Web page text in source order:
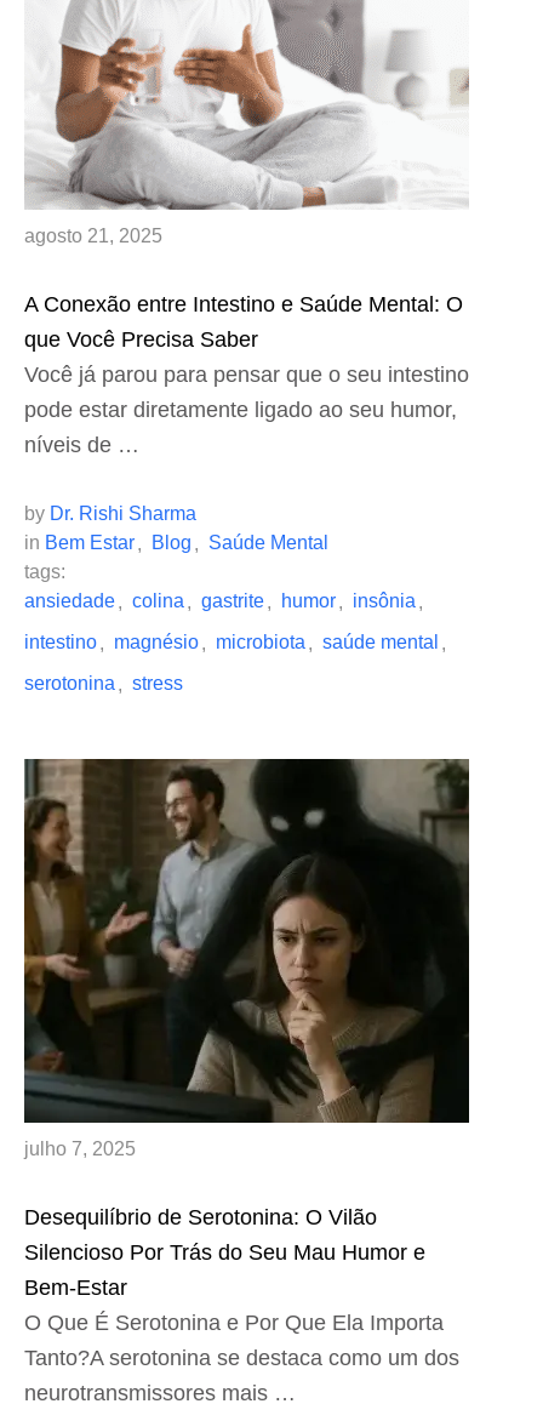
agosto 21, 2025
A Conexão entre Intestino e Saúde Mental: O
que Você Precisa Saber
Você já parou para pensar que o seu intestino
pode estar diretamente ligado ao seu humor,
níveis de …
by Dr. Rishi Sharma
in Bem Estar, Blog , Saúde Mental
tags:
ansiedade, colina , gastrite, humor, insônia ,
intestino, magnésio, microbiota , saúde mental ,
serotonina , stress
julho 7, 2025
Desequilíbrio de Serotonina: O Vilão
Silencioso Por Trás do Seu Mau Humor e
Bem-Estar
O Que É Serotonina e Por Que Ela Importa
Tanto?A serotonina se destaca como um dos
neurotransmissores mais …